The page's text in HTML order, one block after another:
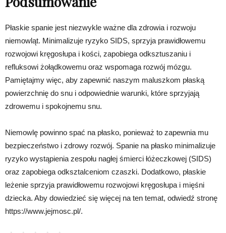
Płaskie spanie jest niezwykle ważne dla zdrowia i rozwoju
niemowląt. Minimalizuje ryzyko SIDS, sprzyja prawidłowemu
rozwojowi kręgosłupa i kości, zapobiega odksztuszaniu i
refluksowi żołądkowemu oraz wspomaga rozwój mózgu.
Pamiętajmy więc, aby zapewnić naszym maluszkom płaską
powierzchnię do snu i odpowiednie warunki, które sprzyjają
zdrowemu i spokojnemu snu.
Niemowlę powinno spać na płasko, ponieważ to zapewnia mu
bezpieczeństwo i zdrowy rozwój. Spanie na płasko minimalizuje
ryzyko wystąpienia zespołu nagłej śmierci łóżeczkowej (SIDS)
oraz zapobiega odksztalceniom czaszki. Dodatkowo, płaskie
leżenie sprzyja prawidłowemu rozwojowi kręgosłupa i mięśni
dziecka. Aby dowiedzieć się więcej na ten temat, odwiedź stronę
https://www.jejmosc.pl/.